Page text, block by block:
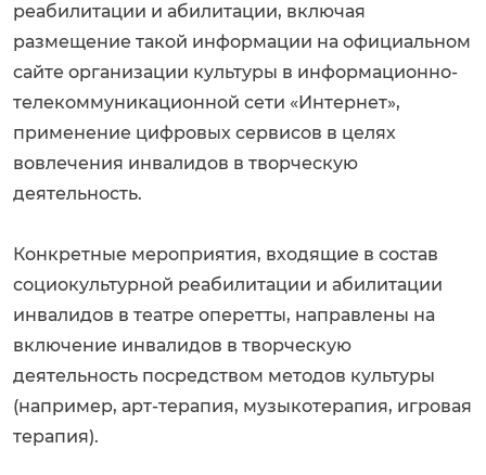
реабилитации и абилитации, включая
размещение такой информации на официальном
сайте организации культуры в информационно-
телекоммуникационной сети «Интернет»,
применение цифровых сервисов в целях
вовлечения инвалидов в творческую
деятельность.
Конкретные мероприятия, входящие в состав
социокультурной реабилитации и абилитации
инвалидов в театре оперетты, направлены на
включение инвалидов в творческую
деятельность посредством методов культуры
(например, арт-терапия, музыкотерапия, игровая
терапия).